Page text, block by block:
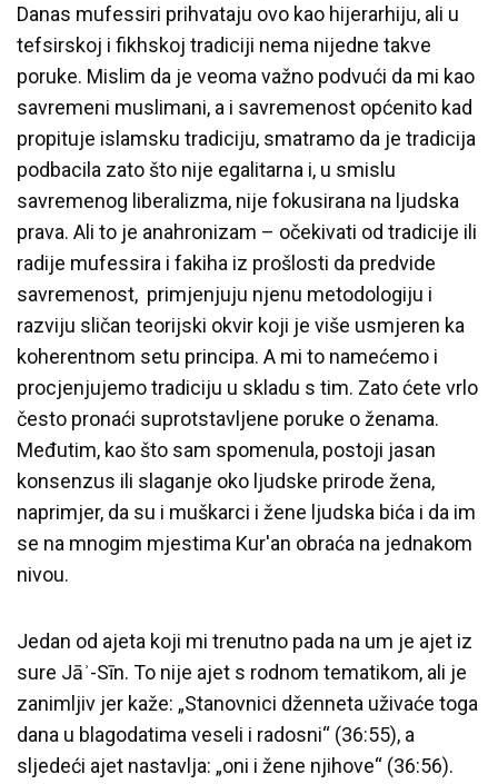
Danas mufessiri prihvataju ovo kao hijerarhiju, ali u
tefsirskoj i fikhskoj tradiciji nema nijedne takve
poruke. Mislim da je veoma važno podvući da mi kao
savremeni muslimani, a i savremenost općenito kad
propituje islamsku tradiciju, smatramo da je tradicija
podbacila zato što nije egalitarna i, u smislu
savremenog liberalizma, nije fokusirana na ljudska
prava. Ali to je anahronizam – očekivati od tradicije ili
radije mufessira i fakiha iz prošlosti da predvide
savremenost, primjenjuju njenu metodologiju i
razviju sličan teorijski okvir koji je više usmjeren ka
koherentnom setu principa. A mi to namećemo i
procjenjujemo tradiciju u skladu s tim. Zato ćete vrlo
često pronaći suprotstavljene poruke o ženama.
Međutim, kao što sam spomenula, postoji jasan
konsenzus ili slaganje oko ljudske prirode žena,
naprimjer, da su i muškarci i žene ljudska bića i da im
se na mnogim mjestima Kur'an obraća na jednakom
nivou.
Jedan od ajeta koji mi trenutno pada na um je ajet iz
sure Jāʾ-Sīn. To nije ajet s rodnom tematikom, ali je
zanimljiv jer kaže: „Stanovnici dženneta uživaće toga
dana u blagodatima veseli i radosni“ (36:55), a
sljedeći ajet nastavlja: „oni i žene njihove“ (36:56).